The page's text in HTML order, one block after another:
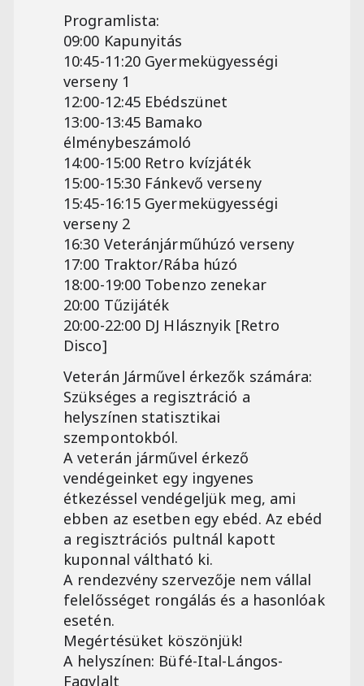
Programlista:
09:00 Kapunyitás
10:45-11:20 Gyermekügyességi
verseny 1
12:00-12:45 Ebédszünet
13:00-13:45 Bamako
élménybeszámoló
14:00-15:00 Retro kvízjáték
15:00-15:30 Fánkevő verseny
15:45-16:15 Gyermekügyességi
verseny 2
16:30 Veteránjárműhúzó verseny
17:00 Traktor/Rába húzó
18:00-19:00 Tobenzo zenekar
20:00 Tűzijáték
20:00-22:00 DJ Hlásznyik [Retro
Disco]
Veterán Járművel érkezők számára:
Szükséges a regisztráció a
helyszínen statisztikai
szempontokból.
A veterán járművel érkező
vendégeinket egy ingyenes
étkezéssel vendégeljük meg, ami
ebben az esetben egy ebéd. Az ebéd
a regisztrációs pultnál kapott
kuponnal váltható ki.
A rendezvény szervezője nem vállal
felelősséget rongálás és a hasonlóak
esetén.
Megértésüket köszönjük!
A helyszínen: Büfé-Ital-Lángos-
Fagylalt